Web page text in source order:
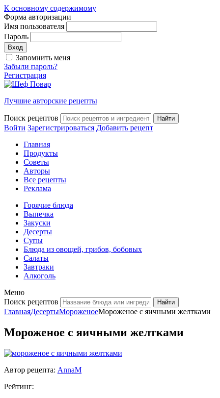
К основному содержимому
Форма авторизации
Имя пользователя
Пароль
Запомнить меня
Забыли пароль?
Регистрация
Лучшие авторские рецепты
Поиск рецептов
Войти Зарегистрироваться Добавить рецепт
Главная
Продукты
Советы
Авторы
Все рецепты
Реклама
Горячие блюда
Выпечка
Закуски
Десерты
Супы
Блюда из овощей, грибов, бобовых
Салаты
Завтраки
Алкоголь
Меню
Поиск рецептов
ГлавнаяДесертыМороженоеМороженое с яичными желтками
Мороженое с яичными желтками
Автор рецепта: AnnaM
Рейтинг: